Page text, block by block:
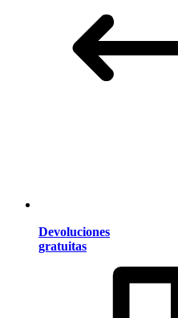
Devoluciones
gratuitas